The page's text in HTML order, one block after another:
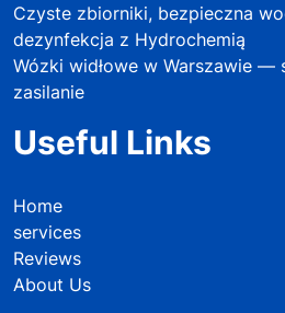
Czyste zbiorniki, bezpieczna
dezynfekcja z Hydrochemią
Wózki widłowe w Warszawie —
zasilanie
Useful Links
Home
services
Reviews
About Us